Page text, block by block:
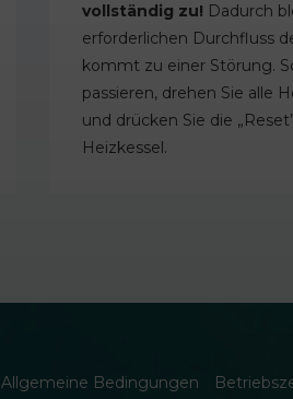
vollständig zu! Dadurch
erforderlichen Durchfluss
kommt zu einer Störung.
passieren, drehen Sie alle
und drücken Sie die
Heizkessel.
Allgemeine Bedingungen